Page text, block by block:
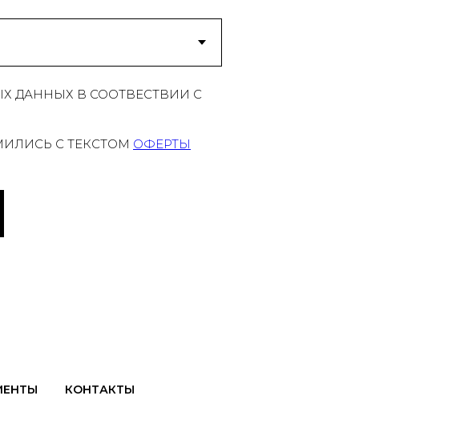
ДАННЫХ В СООТВЕСТВИИ С
С ТЕКСТОМ ОФЕРТЫ
КОНТАКТЫ